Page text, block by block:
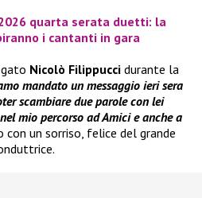
quarta serata duetti: la
i cantanti in gara
Nicolò Filippucci durante la
mandato un messaggio ieri sera
scambiare due parole con lei
mio percorso ad Amici e anche a
con un sorriso, felice del grande